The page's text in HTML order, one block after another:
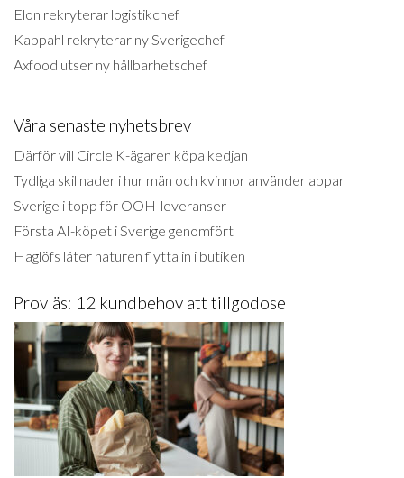
Elon rekryterar logistikchef
Kappahl rekryterar ny Sverigechef
Axfood utser ny hållbarhetschef
Våra senaste nyhetsbrev
Därför vill Circle K-ägaren köpa kedjan
Tydliga skillnader i hur män och kvinnor använder appar
Sverige i topp för OOH-leveranser
Första AI-köpet i Sverige genomfört
Haglöfs låter naturen flytta in i butiken
Provläs: 12 kundbehov att tillgodose